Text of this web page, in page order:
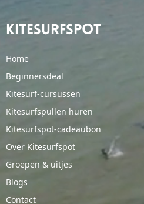
Kitesurfspot
Home
Beginnersdeal
Kitesurf-cursussen
Kitesurfspullen huren
Kitesurfspot-cadeaubon
Over Kitesurfspot
Groepen & uitjes
Blogs
Contact